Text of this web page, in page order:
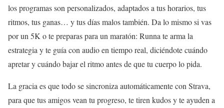
los programas son personalizados, adaptados a tus horarios, tus
ritmos, tus ganas… y tus días malos también. Da lo mismo si vas
por un 5K o te preparas para un maratón: Runna te arma la
estrategia y te guía con audio en tiempo real, diciéndote cuándo
apretar y cuándo bajar el ritmo antes de que tu cuerpo lo pida.
La gracia es que todo se sincroniza automáticamente con Strava,
para que tus amigos vean tu progreso, te tiren kudos y te ayuden a